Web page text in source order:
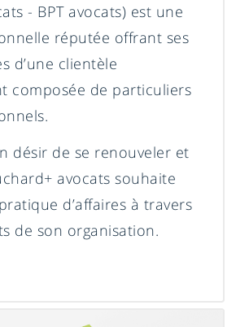
- BPT avocats) est une
réputée offrant ses
d’une clientèle
composée de particuliers
désir de se renouveler et
avocats souhaite
d’affaires à travers
de son organisation.